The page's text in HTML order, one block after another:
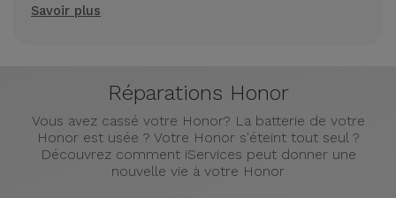
Savoir plus
Réparations Honor
Vous avez cassé votre Honor? La batterie de votre
Honor est usée ? Votre Honor s'éteint tout seul ?
Découvrez comment iServices peut donner une
nouvelle vie à votre Honor